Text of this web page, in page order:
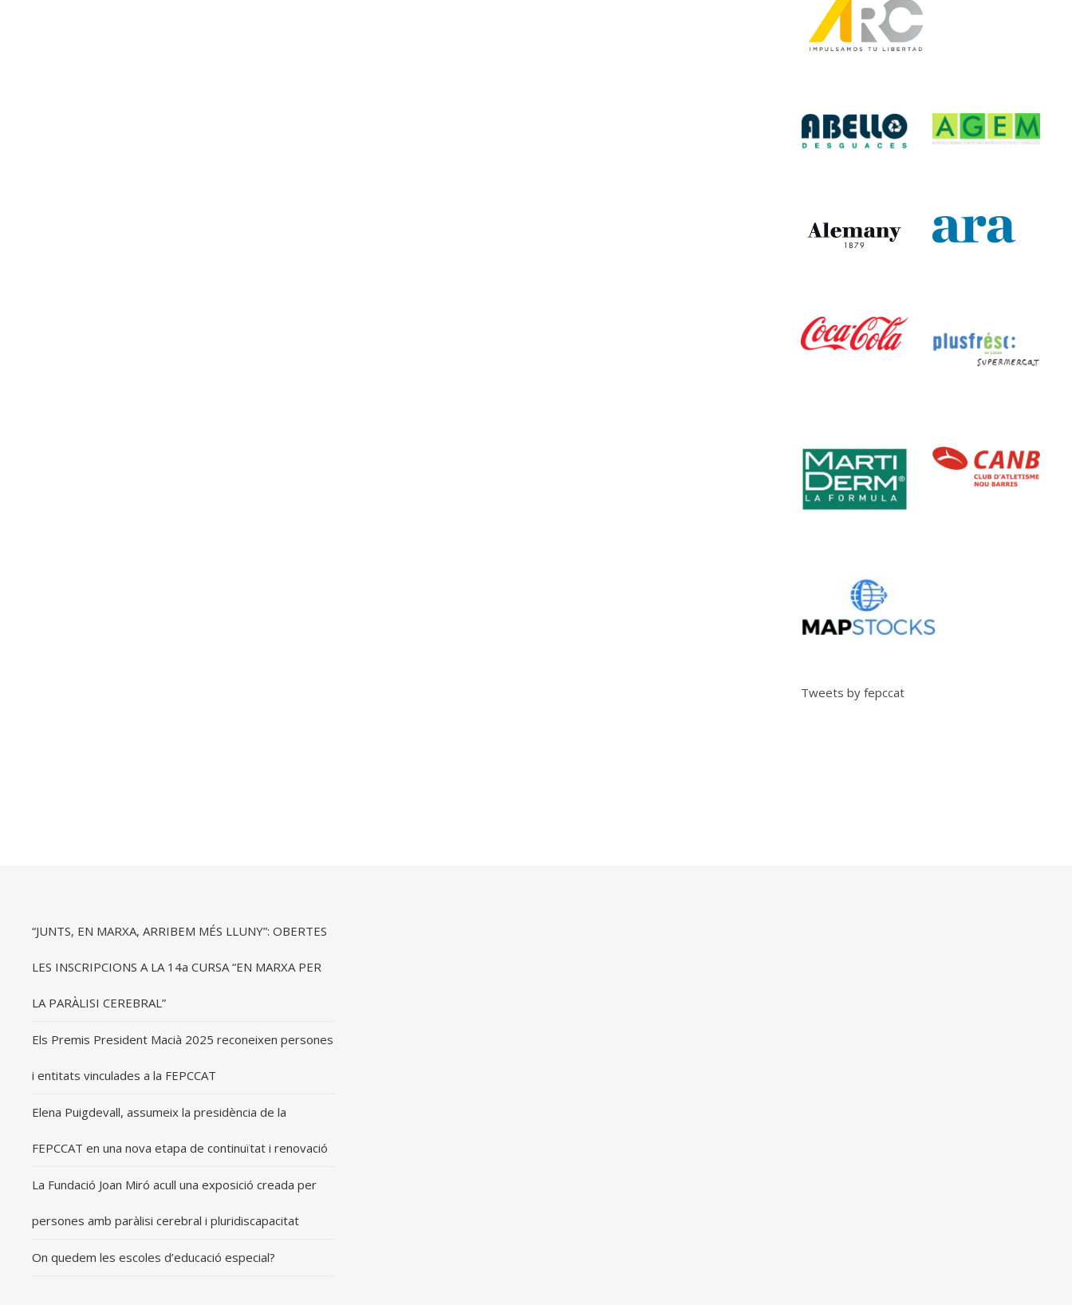
Tweets by fepccat
“JUNTS, EN MARXA, ARRIBEM MÉS LLUNY”: OBERTES
LES INSCRIPCIONS A LA 14a CURSA “EN MARXA PER
LA PARÀLISI CEREBRAL”
Els Premis President Macià 2025 reconeixen persones
i entitats vinculades a la FEPCCAT
Elena Puigdevall, assumeix la presidència de la
FEPCCAT en una nova etapa de continuïtat i renovació
La Fundació Joan Miró acull una exposició creada per
persones amb paràlisi cerebral i pluridiscapacitat
On quedem les escoles d’educació especial?